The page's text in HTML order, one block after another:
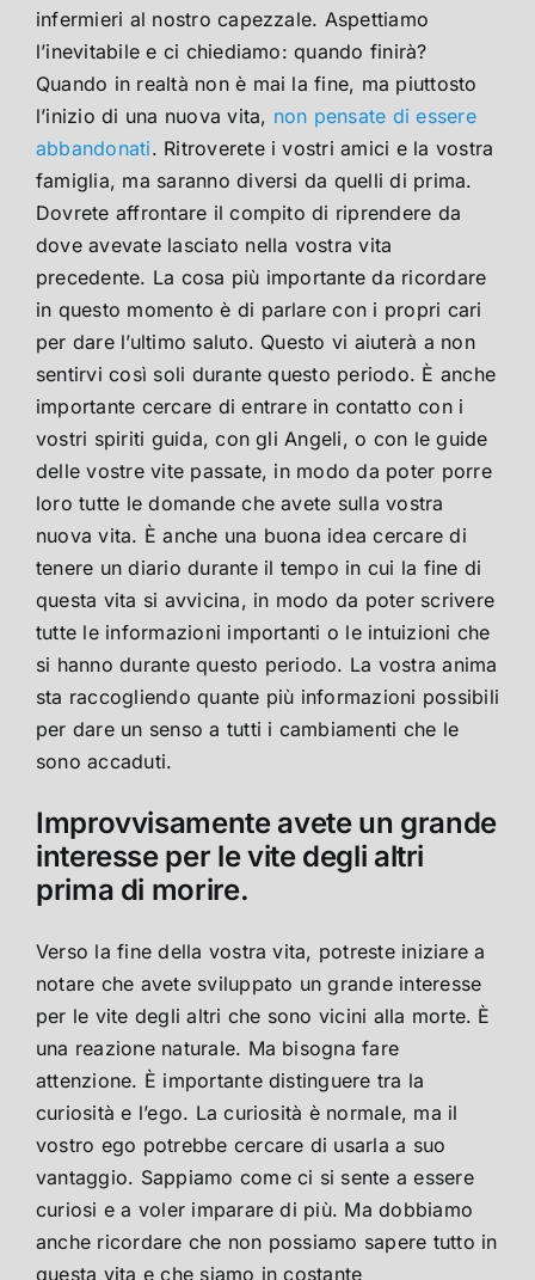
infermieri al nostro capezzale. Aspettiamo
l’inevitabile e ci chiediamo: quando finirà?
Quando in realtà non è mai la fine, ma piuttosto
l’inizio di una nuova vita, non pensate di essere
abbandonati. Ritroverete i vostri amici e la vostra
famiglia, ma saranno diversi da quelli di prima.
Dovrete affrontare il compito di riprendere da
dove avevate lasciato nella vostra vita
precedente. La cosa più importante da ricordare
in questo momento è di parlare con i propri cari
per dare l’ultimo saluto. Questo vi aiuterà a non
sentirvi così soli durante questo periodo. È anche
importante cercare di entrare in contatto con i
vostri spiriti guida, con gli Angeli, o con le guide
delle vostre vite passate, in modo da poter porre
loro tutte le domande che avete sulla vostra
nuova vita. È anche una buona idea cercare di
tenere un diario durante il tempo in cui la fine di
questa vita si avvicina, in modo da poter scrivere
tutte le informazioni importanti o le intuizioni che
si hanno durante questo periodo. La vostra anima
sta raccogliendo quante più informazioni possibili
per dare un senso a tutti i cambiamenti che le
sono accaduti.
Improvvisamente avete un grande
interesse per le vite degli altri
prima di morire.
Verso la fine della vostra vita, potreste iniziare a
notare che avete sviluppato un grande interesse
per le vite degli altri che sono vicini alla morte. È
una reazione naturale. Ma bisogna fare
attenzione. È importante distinguere tra la
curiosità e l’ego. La curiosità è normale, ma il
vostro ego potrebbe cercare di usarla a suo
vantaggio. Sappiamo come ci si sente a essere
curiosi e a voler imparare di più. Ma dobbiamo
anche ricordare che non possiamo sapere tutto in
questa vita e che siamo in costante